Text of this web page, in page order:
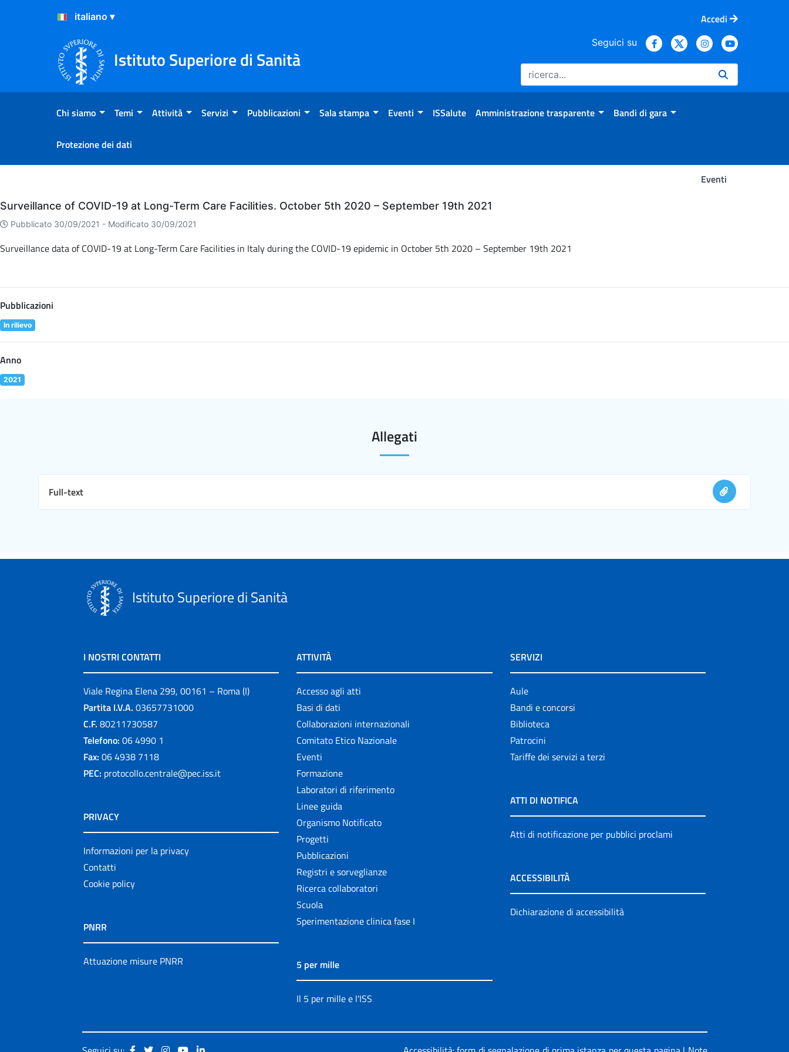
Salta al Contenuto
Salta al Footer
Accedi
Istituto Superiore di Sanità
Seguici su
Chi siamo Temi Attività Servizi Pubblicazioni Sala stampa Eventi ISSalute Amministrazione trasparente Bandi di gara
Protezione dei dati
Eventi
Eventi
Surveillance of COVID-19 at Long-Term Care Facilities. October 5th 2020 – September 19th 2021
Pubblicato 30/09/2021 - Modificato 30/09/2021
Surveillance data of COVID-19 at Long-Term Care Facilities in Italy during the COVID-19 epidemic in October 5th 2020 – September 19th 2021
Pubblicazioni
In rilievo
Anno
2021
Allegati
Full-text
Istituto Superiore di Sanità
I NOSTRI CONTATTI
Viale Regina Elena 299, 00161 – Roma (I)
Partita I.V.A. 03657731000
C.F. 80211730587
Telefono: 06 4990 1
Fax: 06 4938 7118
PEC: protocollo.centrale@pec.iss.it
PRIVACY
Informazioni per la privacy
Contatti
Cookie policy
PNRR
Attuazione misure PNRR
ATTIVITÀ
Accesso agli atti
Basi di dati
Collaborazioni internazionali
Comitato Etico Nazionale
Eventi
Formazione
Laboratori di riferimento
Linee guida
Organismo Notificato
Progetti
Pubblicazioni
Registri e sorveglianze
Ricerca collaboratori
Scuola
Sperimentazione clinica fase I
5 per mille
Il 5 per mille e l'ISS
SERVIZI
Aule
Bandi e concorsi
Biblioteca
Patrocini
Tariffe dei servizi a terzi
ATTI DI NOTIFICA
Atti di notificazione per pubblici proclami
ACCESSIBILITÀ
Dichiarazione di accessibilità